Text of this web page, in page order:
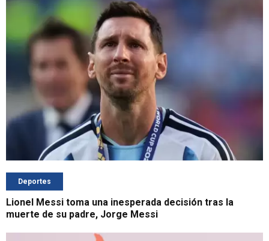
Deportes
Lionel Messi toma una inesperada decisión tras la
muerte de su padre, Jorge Messi